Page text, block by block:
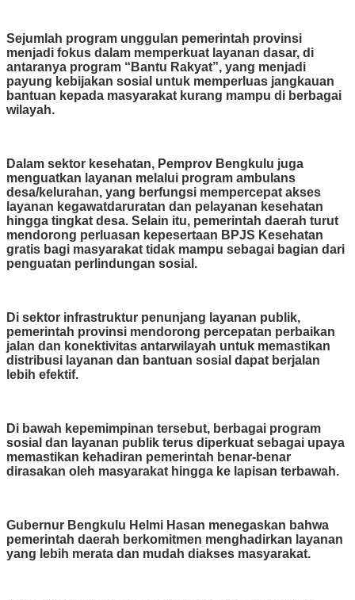
Sejumlah program unggulan pemerintah provinsi
menjadi fokus dalam memperkuat layanan dasar, di
antaranya program “Bantu Rakyat”, yang menjadi
payung kebijakan sosial untuk memperluas jangkauan
bantuan kepada masyarakat kurang mampu di berbagai
wilayah.
Dalam sektor kesehatan, Pemprov Bengkulu juga
menguatkan layanan melalui program ambulans
desa/kelurahan, yang berfungsi mempercepat akses
layanan kegawatdaruratan dan pelayanan kesehatan
hingga tingkat desa. Selain itu, pemerintah daerah turut
mendorong perluasan kepesertaan BPJS Kesehatan
gratis bagi masyarakat tidak mampu sebagai bagian dari
penguatan perlindungan sosial.
Di sektor infrastruktur penunjang layanan publik,
pemerintah provinsi mendorong percepatan perbaikan
jalan dan konektivitas antarwilayah untuk memastikan
distribusi layanan dan bantuan sosial dapat berjalan
lebih efektif.
Di bawah kepemimpinan tersebut, berbagai program
sosial dan layanan publik terus diperkuat sebagai upaya
memastikan kehadiran pemerintah benar-benar
dirasakan oleh masyarakat hingga ke lapisan terbawah.
Gubernur Bengkulu Helmi Hasan menegaskan bahwa
pemerintah daerah berkomitmen menghadirkan layanan
yang lebih merata dan mudah diakses masyarakat.